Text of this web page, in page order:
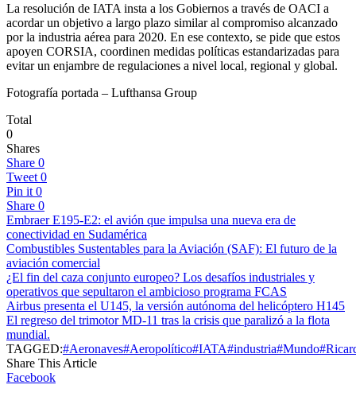
La resolución de IATA insta a los Gobiernos a través de OACI a
acordar un objetivo a largo plazo similar al compromiso alcanzado
por la industria aérea para 2020. En ese contexto, se pide que estos
apoyen CORSIA, coordinen medidas políticas estandarizadas para
evitar un enjambre de regulaciones a nivel local, regional y global.
Fotografía portada – Lufthansa Group
Total
0
Shares
Share 0
Tweet 0
Pin it 0
Share 0
Embraer E195-E2: el avión que impulsa una nueva era de
conectividad en Sudamérica
Combustibles Sustentables para la Aviación (SAF): El futuro de la
aviación comercial
¿El fin del caza conjunto europeo? Los desafíos industriales y
operativos que sepultaron el ambicioso programa FCAS
Airbus presenta el U145, la versión autónoma del helicóptero H145
El regreso del trimotor MD-11 tras la crisis que paralizó a la flota
mundial.
TAGGED:#Aeronaves#Aeropolítico#IATA#industria#Mundo
Share This Article
Facebook